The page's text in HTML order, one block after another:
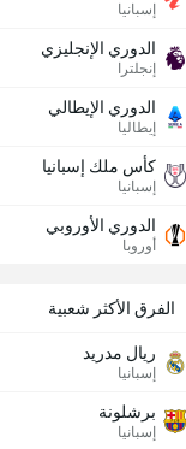
إسبانيا
الدوري الإنجليزي
إنجلترا
الدوري الإيطالي
إيطاليا
كأس ملك إسبانيا
إسبانيا
الدوري الأوروبي
أوروبا
الفرق الأكثر شعبية
ريال مدريد
إسبانيا
برشلونة
إسبانيا